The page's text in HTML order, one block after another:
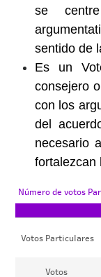
se
sentido de
Es un
consejero
con los
del
necesario
fortalezcan